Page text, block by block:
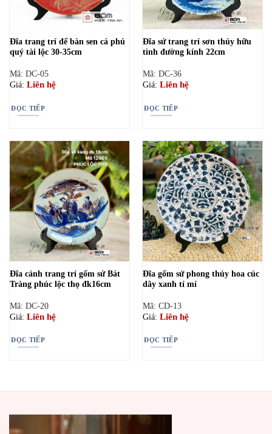
Đĩa trang trí để bàn sen cá phú
quý tài lộc 30-35cm
Mã: DC-05
Giá: Liên hệ
ĐỌC TIẾP
Đĩa sứ trang trí sơn thủy hữu
tình đường kính 22cm
Mã: DC-36
Giá: Liên hệ
ĐỌC TIẾP
Đĩa cảnh trang trí gốm sứ Bát
Tràng phúc lộc thọ đk16cm
Mã: DC-20
Giá: Liên hệ
ĐỌC TIẾP
Đĩa gốm sứ phong thủy hoa cúc
dây xanh tỉ mỉ
Mã: CD-13
Giá: Liên hệ
ĐỌC TIẾP